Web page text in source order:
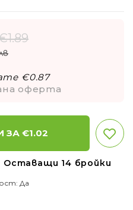
1.89
€0.87
оферта
ЗА €1.02
Оставащи 14 бройки
Да